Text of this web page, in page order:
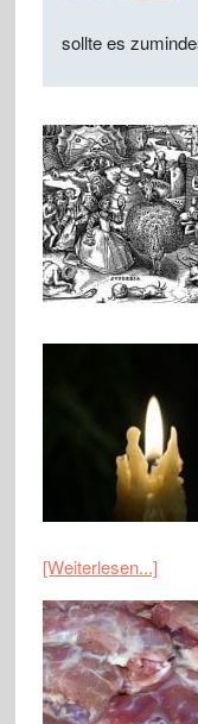
sollte es
[Weiterlesen...]